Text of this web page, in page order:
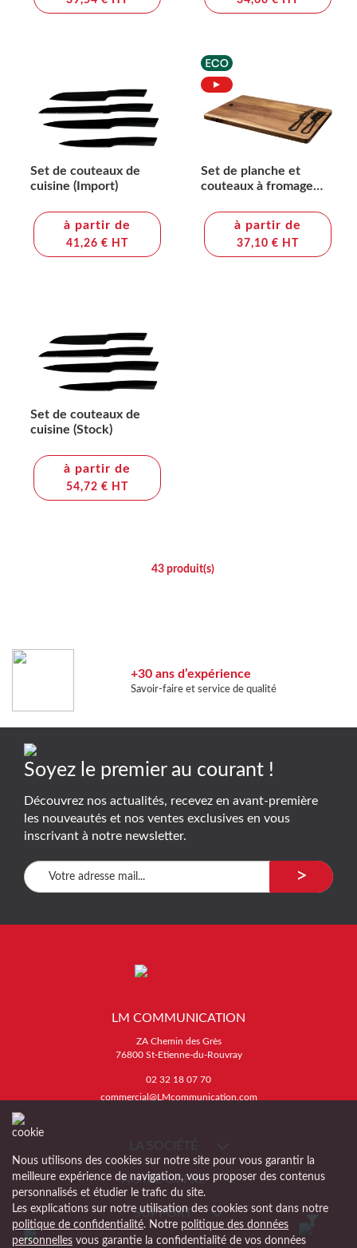
Set de couteaux de
cuisine (Import)
à partir de
41,26 € HT
Set de planche et
couteaux à fromage
(Stock)
à partir de
37,10 € HT
Set de couteaux de
cuisine (Stock)
à partir de
54,72 € HT
43produit(s)
+30 ans d’expérience
Savoir-faire et service de qualité
Soyez le premier au courant !
Découvrez nos actualités, recevez en avant-première
les nouveautés et nos ventes exclusives en vous
inscrivant à notre newsletter.
>
LM COMMUNICATION
ZA Chemin des Grès
76800 St-Etienne-du-Rouvray
02 32 18 07 70
commercial@LMcommunication.com
NOTRE OFFRE
SUPPORT
Nous utilisons des cookies sur notre site pour vous garantir la
meilleure expérience de navigation, vous proposer des contenus
personnalisés et étudier le trafic du site.
Les explications sur notre utilisation des cookies sont dans notre
politique de confidentialité. Notre politique des données
personnelles vous garantie la confidentialité de vos données